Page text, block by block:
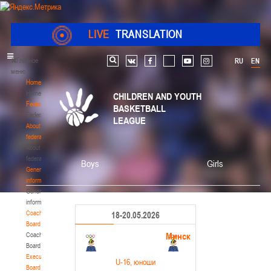
LIVE TRANSLATION
Главное
меню
Home
Home
Federation
Federation
About
federation
About
federation
General
information
General
information
Coaching
Board
Coaching
Board
Executive
Board
RU EN
Search vk facebook youtube instagram
CHILDREN AND YOUTH
BASKETBALL
LEAGUE
Boys Girls
18-20.05.2026
Минск
U-16 , юноши